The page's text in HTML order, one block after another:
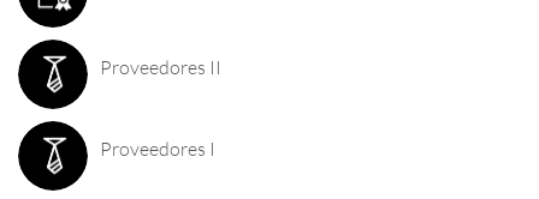
Proveedores II
Proveedores I